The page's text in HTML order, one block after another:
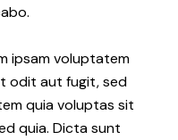
ipsam voluptatem
odit aut fugit, sed
quia voluptas sit
quia. Dicta sunt